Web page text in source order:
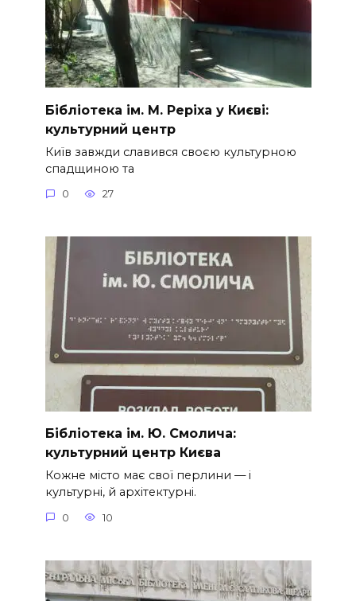
Бібліотека ім. М. Реріха у Києві:
культурний центр
Київ завжди славився своєю культурною
спадщиною та
0 27
Бібліотека ім. Ю. Смолича:
культурний центр Києва
Кожне місто має свої перлини — і
культурні, й архітектурні.
0 10